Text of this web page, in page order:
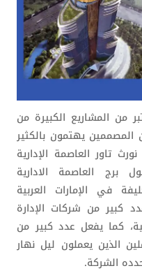
من المشاريع الكبيرة من
يهتمون بالكثير
من الامور في مشروع مول 31 نورث تاور العاصمة الإدارية
برج العاصمة الادارية
في الإمارات العربية
كبير من شركات الإدارة
كما يفعل عدد كبير من
الذين يعملون ليل نهار
الشركة.